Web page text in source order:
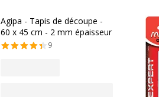
Agipa - Tapis de découpe -
60 x 45 cm - 2 mm épaisseur
9